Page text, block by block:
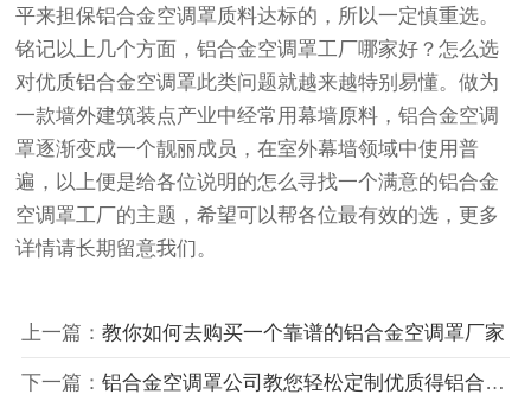
平来担保铝合金空调罩质料达标的，所以一定慎重选。
铭记以上几个方面，铝合金空调罩工厂哪家好？怎么选
对优质铝合金空调罩此类问题就越来越特别易懂。做为
一款墙外建筑装点产业中经常用幕墙原料，铝合金空调
罩逐渐变成一个靓丽成员，在室外幕墙领域中使用普
遍，以上便是给各位说明的怎么寻找一个满意的铝合金
空调罩工厂的主题，希望可以帮各位最有效的选，更多
详情请长期留意我们。
上一篇： 教你如何去购买一个靠谱的铝合金空调罩厂家
下一篇： 铝合金空调罩公司教您轻松定制优质得铝合金空调罩